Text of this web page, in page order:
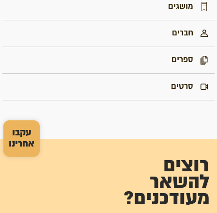
עקבו
אחרינו
מושגים
חברים
ספרים
סרטים
רוצים
להשאר
מעודכנים?